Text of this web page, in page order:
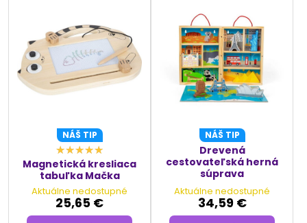
NÁŠ TIP
Magnetická kresliaca
tabuľka Mačka
Aktuálne nedostupné
25,65 €
NÁŠ TIP
Drevená
cestovateľská herná
súprava
Aktuálne nedostupné
34,59 €